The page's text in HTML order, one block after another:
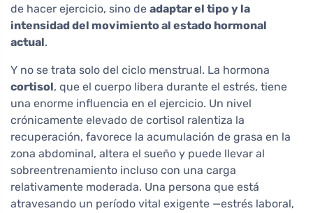
de hacer ejercicio, sino de adaptar el tipo y la
intensidad del movimiento al estado hormonal
actual.
Y no se trata solo del ciclo menstrual. La hormona
cortisol, que el cuerpo libera durante el estrés, tiene
una enorme influencia en el ejercicio. Un nivel
crónicamente elevado de cortisol ralentiza la
recuperación, favorece la acumulación de grasa en la
zona abdominal, altera el sueño y puede llevar al
sobreentrenamiento incluso con una carga
relativamente moderada. Una persona que está
atravesando un período vital exigente —estrés laboral,